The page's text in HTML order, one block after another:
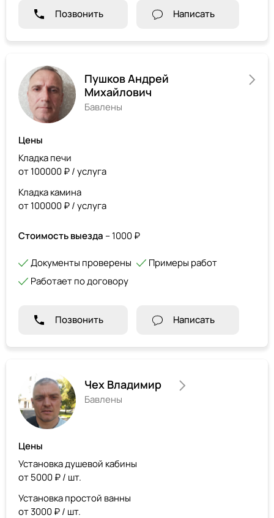
Позвонить Написать
Пушков Андрей
Михайлович
Бавлены
Цены
Кладка печи
от 100000 ₽ / услуга
Кладка камина
от 100000 ₽ / услуга
Стоимость выезда – 1000 ₽
Документы проверены
Примеры работ
Работает по договору
Позвонить Написать
Чех Владимир
Бавлены
Цены
Установка душевой кабины
от 5000 ₽ / шт.
Установка простой ванны
от 3000 ₽ / шт.